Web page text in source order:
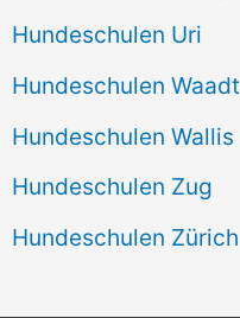
Hundeschulen Uri
Hundeschulen Waadt
Hundeschulen Wallis
Hundeschulen Zug
Hundeschulen Zürich